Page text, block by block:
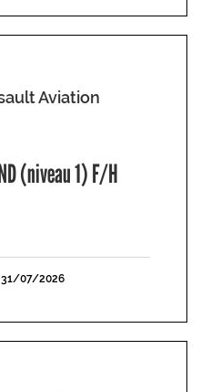
Aviation
(niveau 1) F/H
31/07/2026